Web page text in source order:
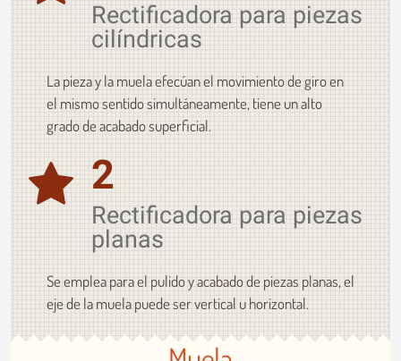
Rectificadora para piezas
cilíndricas
La pieza y la muela efecúan el movimiento de giro en
el mismo sentido simultáneamente, tiene un alto
grado de acabado superficial.
2
Rectificadora para piezas
planas
Se emplea para el pulido y acabado de piezas planas, el
eje de la muela puede ser vertical u horizontal.